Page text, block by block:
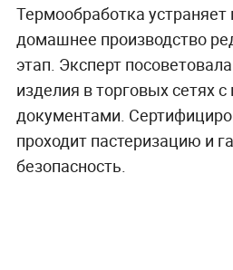
Термообработка
домашнее производство
этап. Эксперт
изделия в торговых сетях
документами.
проходит пастеризацию и
безопасность.